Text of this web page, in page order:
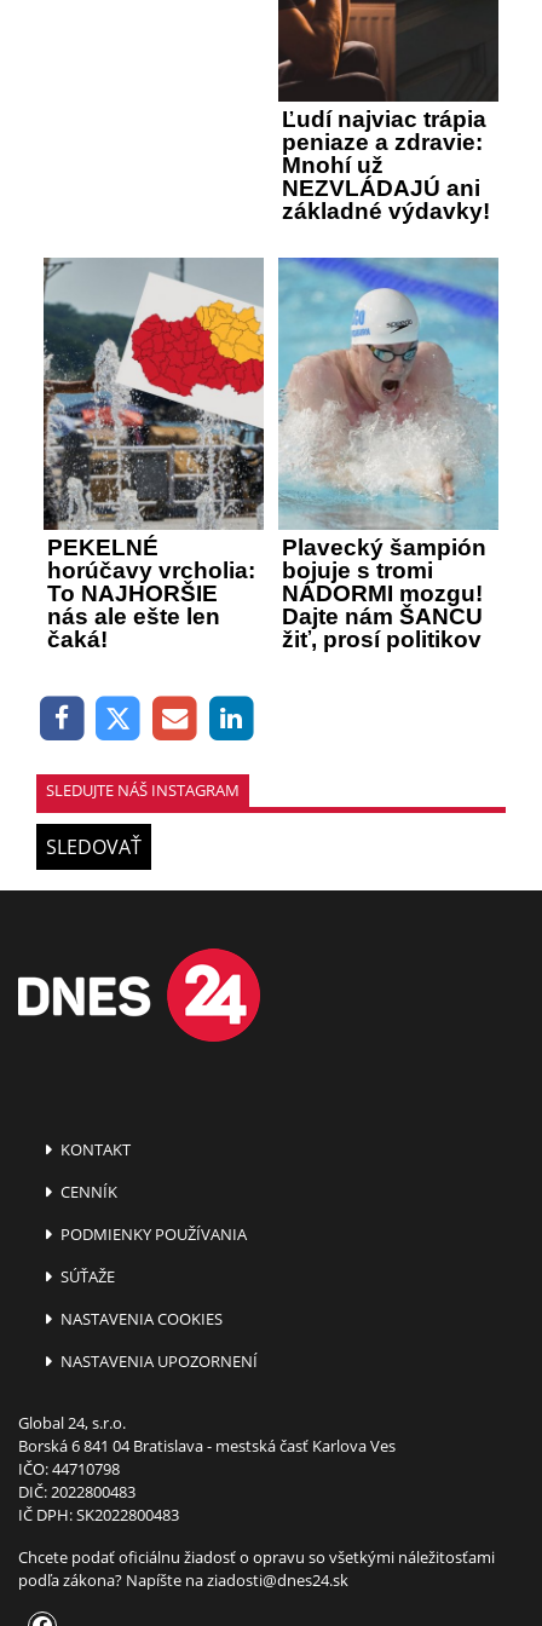
Ľudí najviac trápia
peniaze a zdravie:
Mnohí už
NEZVLÁDAJÚ ani
základné výdavky!
PEKELNÉ
horúčavy vrcholia:
To NAJHORŠIE
nás ale ešte len
čaká!
Plavecký šampión
bojuje s tromi
NÁDORMI mozgu!
Dajte nám ŠANCU
žiť, prosí politikov
SLEDUJTE NÁŠ INSTAGRAM
SLEDOVAŤ
KONTAKT
CENNÍK
PODMIENKY POUŽÍVANIA
SÚŤAŽE
NASTAVENIA COOKIES
NASTAVENIA UPOZORNENÍ
Global 24, s.r.o.
Borská 6 841 04 Bratislava - mestská časť Karlova Ves
IČO: 44710798
DIČ: 2022800483
IČ DPH: SK2022800483
Chcete podať oficiálnu žiadosť o opravu so všetkými náležitosťami
podľa zákona? Napíšte naziadosti@dnes24.sk